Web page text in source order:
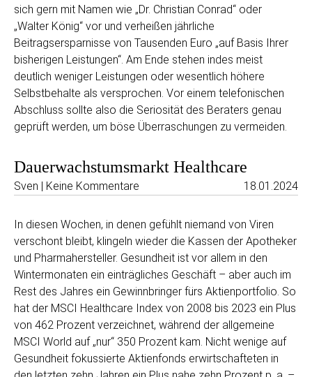
sich gern mit Namen wie „Dr. Christian Conrad“ oder
„Walter König“ vor und verheißen jährliche
Beitragsersparnisse von Tausenden Euro „auf Basis Ihrer
bisherigen Leistungen“. Am Ende stehen indes meist
deutlich weniger Leistungen oder wesentlich höhere
Selbstbehalte als versprochen. Vor einem telefonischen
Abschluss sollte also die Seriosität des Beraters genau
geprüft werden, um böse Überraschungen zu vermeiden.
Dauerwachstumsmarkt Healthcare
Sven | Keine Kommentare 18.01.2024
In diesen Wochen, in denen gefühlt niemand von Viren
verschont bleibt, klingeln wieder die Kassen der Apotheker
und Pharmahersteller. Gesundheit ist vor allem in den
Wintermonaten ein einträgliches Geschäft – aber auch im
Rest des Jahres ein Gewinnbringer fürs Aktienportfolio. So
hat der MSCI Healthcare Index von 2008 bis 2023 ein Plus
von 462 Prozent verzeichnet, während der allgemeine
MSCI World auf „nur“ 350 Prozent kam. Nicht wenige auf
Gesundheit fokussierte Aktienfonds erwirtschafteten in